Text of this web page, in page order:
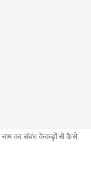
नाम का संबंध केकड़ों से कैसे